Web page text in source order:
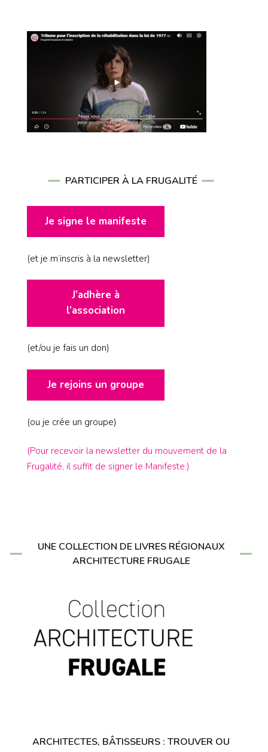
PARTICIPER À LA FRUGALITÉ
Je signe le manifeste
(et je m’inscris à la newsletter)
J’adhère à
l’association
(et/ou je fais un don)
Je rejoins un groupe
(ou je crée un groupe)
(Pour recevoir la newsletter du mouvement de la
Frugalité, il suffit de signer le Manifeste.)
UNE COLLECTION DE LIVRES RÉGIONAUX
ARCHITECTURE FRUGALE
ARCHITECTES, BÂTISSEURS : TROUVER OU